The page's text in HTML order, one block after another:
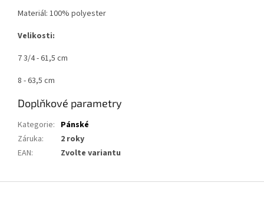
Materiál: 100% polyester
Velikosti:
7 3/4 - 61,5 cm
8 - 63,5 cm
Doplňkové parametry
Kategorie: Pánské
Záruka:
2 roky
EAN: Zvolte variantu